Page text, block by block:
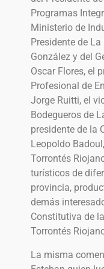
Programas
Ministerio de
Presidente de
González y del
Oscar Flores, el
Profesional de
Jorge Ruitti, el
Bodegueros de
presidente de la
Leopoldo
Torrontés
turísticos de
provincia,
demás
Constitutiva de
Torrontés
La misma